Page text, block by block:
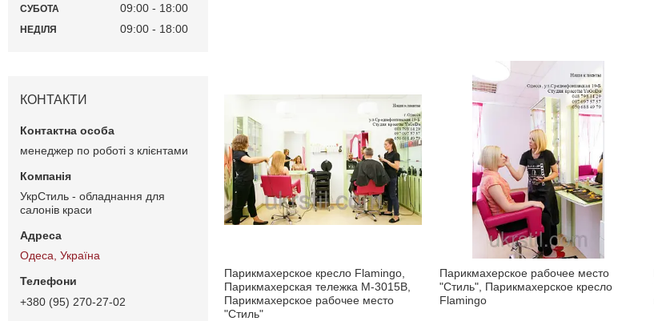
Парикмахерское кресло Flamingo,
Парикмахерская тележка M-3015B,
Парикмахерское рабочее место
"Стиль"
Парикмахерское рабочее место
"Стиль", Парикмахерское кресло
Flamingo
СУБОТА 09:00 18:00
НЕДІЛЯ 09:00 18:00
КОНТАКТИ
менеджер по роботі з клієнтами
УкрСтиль - обладнання для
салонів краси
Одеса, Україна
+380 (95) 270-27-02